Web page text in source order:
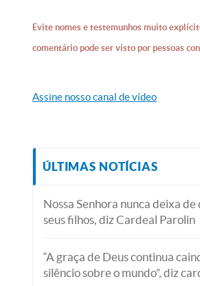
Evite nomes e testemunhos muito
comentário pode ser visto por pessoas
Assine nosso canal de vídeo
ÚLTIMAS NOTÍCIAS
Nossa Senhora nunca deixa de
seus filhos, diz Cardeal Parolin
“A graça de Deus continua
silêncio sobre o mundo”, diz